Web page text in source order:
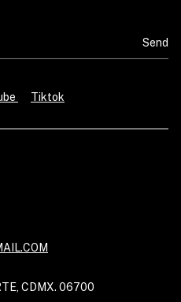
Tiktok
CDMX. 06700